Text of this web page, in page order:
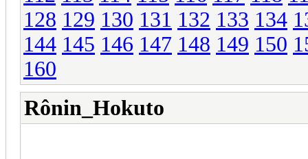
128 129 130 131 132 133 134
144 145 146 147 148 149 150
160
Rônin_Hokuto